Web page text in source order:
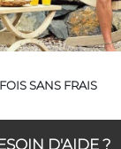
SANS FRAIS
D'AIDE ?